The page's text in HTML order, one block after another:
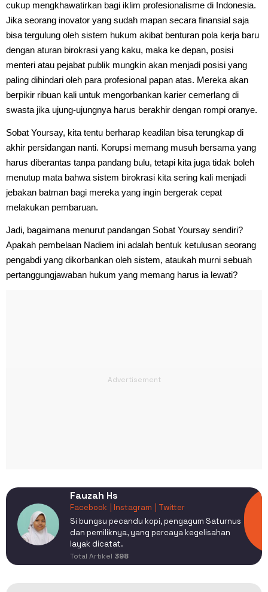
cukup mengkhawatirkan bagi iklim profesionalisme di Indonesia.
Jika seorang inovator yang sudah mapan secara finansial saja
bisa tergulung oleh sistem hukum akibat benturan pola kerja baru
dengan aturan birokrasi yang kaku, maka ke depan, posisi
menteri atau pejabat publik mungkin akan menjadi posisi yang
paling dihindari oleh para profesional papan atas. Mereka akan
berpikir ribuan kali untuk mengorbankan karier cemerlang di
swasta jika ujung-ujungnya harus berakhir dengan rompi oranye.
Sobat Yoursay, kita tentu berharap keadilan bisa terungkap di
akhir persidangan nanti. Korupsi memang musuh bersama yang
harus diberantas tanpa pandang bulu, tetapi kita juga tidak boleh
menutup mata bahwa sistem birokrasi kita sering kali menjadi
jebakan batman bagi mereka yang ingin bergerak cepat
melakukan pembaruan.
Jadi, bagaimana menurut pandangan Sobat Yoursay sendiri?
Apakah pembelaan Nadiem ini adalah bentuk ketulusan seorang
pengabdi yang dikorbankan oleh sistem, ataukah murni sebuah
pertanggungjawaban hukum yang memang harus ia lewati?
Fauzah Hs
Facebook | Instagram
| Twitter
Si bungsu pecandu kopi, pengagum Saturnus
dan pemiliknya, yang percaya kegelisahan
layak dicatat.
Total Artikel 398